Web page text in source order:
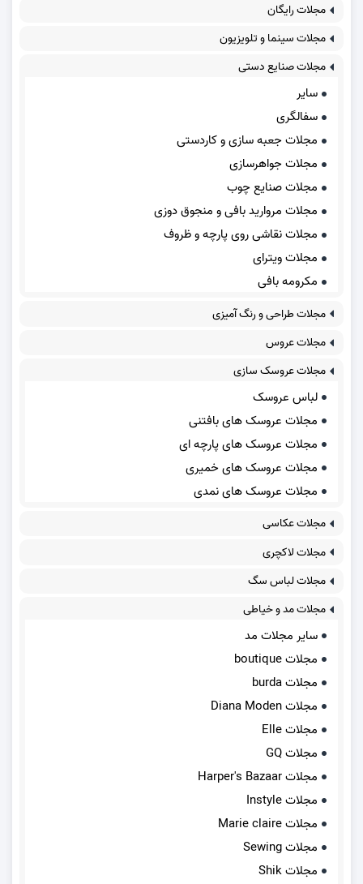
مجلات رایگان
مجلات سینما و تلویزیون
مجلات صنایع دستی
سایر
سفالگری
مجلات جعبه سازی و کاردستی
مجلات جواهرسازی
مجلات صنایع چوب
مجلات مروارید بافی و منجوق دوزی
مجلات نقاشی روی پارچه و ظروف
مجلات ویترای
مکرومه بافی
مجلات طراحی و رنگ آمیزی
مجلات عروس
مجلات عروسک سازی
لباس عروسک
مجلات عروسک های بافتنی
مجلات عروسک های پارچه ای
مجلات عروسک های خمیری
مجلات عروسک های نمدی
مجلات عکاسی
مجلات لاکچری
مجلات لباس سگ
مجلات مد و خیاطی
سایر مجلات مد
مجلات boutique
مجلات burda
مجلات Diana Moden
مجلات Elle
مجلات GQ
مجلات Harper's Bazaar
مجلات Instyle
مجلات Marie claire
مجلات Sewing
مجلات Shik